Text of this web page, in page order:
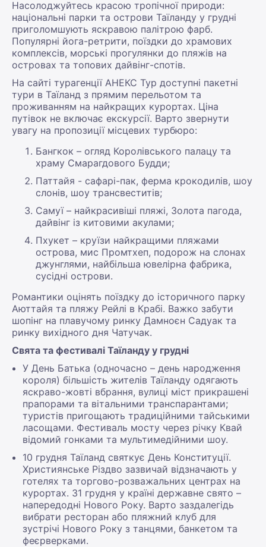
Насолоджуйтесь красою тропічної природи:
національні парки та острови Таїланду у грудні
приголомшують яскравою палітрою фарб.
Популярні йога-ретрити, поїздки до храмових
комплексів, морські прогулянки до пляжів на
островах та топових дайвінг-спотів.
На сайті турагенції АНЕКС Тур доступні пакетні
тури в Таїланд з прямим перельотом та
проживанням на найкращих курортах. Ціна
путівок не включає екскурсії. Варто звернути
увагу на пропозиції місцевих турбюро:
Бангкок – огляд Королівського палацу та
храму Смарагдового Будди;
Паттайя - сафарі-пак, ферма крокодилів, шоу
слонів, шоу трансвеститів;
Самуї – найкрасивіші пляжі, Золота пагода,
дайвінг із китовими акулами;
Пхукет – круїзи найкращими пляжами
острова, мис Промтхеп, подорож на слонах
джунглями, найбільша ювелірна фабрика,
сусідні острови.
Романтики оцінять поїздку до історичного парку
Аюттайя та пляжу Рейлі в Крабі. Важко забути
шопінг на плавучому ринку Дамноєн Садуак та
ринку вихідного дня Чатучак.
Свята та фестивалі Таїланду у грудні
У День Батька (одночасно – день народження
короля) більшість жителів Таїланду одягають
яскраво-жовті вбрання, вулиці міст прикрашені
прапорами та вітальними транспарантами;
туристів пригощають традиційними тайськими
ласощами. Фестиваль мосту через річку Квай
відомий гонками та мультимедійними шоу.
10 грудня Таїланд святкує День Конституції.
Християнське Різдво зазвичай відзначають у
готелях та торгово-розважальних центрах на
курортах. 31 грудня у країні державне свято –
напередодні Нового Року. Варто заздалегідь
вибрати ресторан або пляжний клуб для
зустрічі Нового Року з танцями, банкетом та
феєрверками.